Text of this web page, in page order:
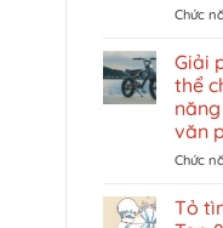
Chức
Giải
thể
văn
Chức
Tỏ